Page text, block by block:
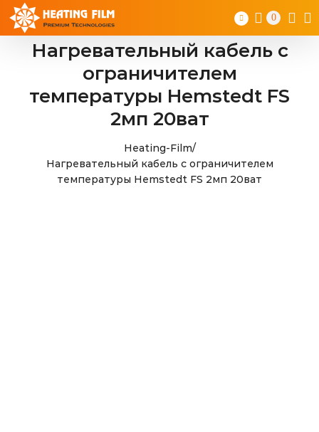
Skip
content
0
Нагревательный кабель с
ограничителем
температуры Hemstedt FS
2мп 20ват
Heating-Film/
Нагревательный кабель с ограничителем
температуры Hemstedt FS 2мп 20ват